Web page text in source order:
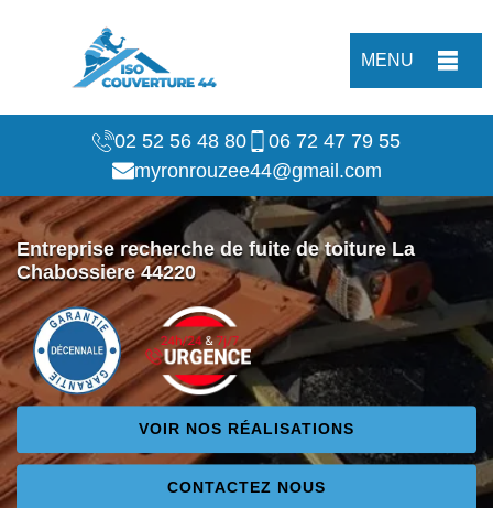
MENU
02 52 56 48 80
06 72 47 79 55
myronrouzee44@gmail.com
Entreprise recherche de fuite de toiture La
Chabossiere 44220
VOIR NOS RÉALISATIONS
CONTACTEZ NOUS